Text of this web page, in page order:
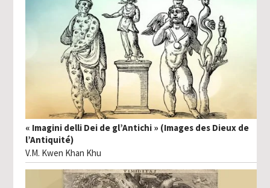
« Imagini delli Dei de gl’Antichi » (Images des Dieux de
l’Antiquité)
V.M. Kwen Khan Khu